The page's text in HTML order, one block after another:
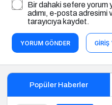
Bir dahaki sefere yorum
adımı, e-posta
tarayıcıya kaydet.
YORUM GÖNDER GIRIŞ
Popüler Haberler